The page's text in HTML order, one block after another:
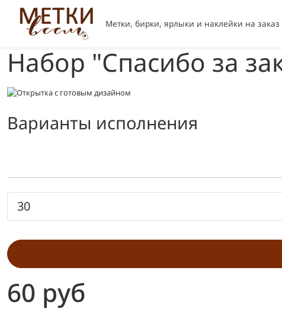
Метки, бирки, ярлыки и наклейки на заказ
Набор "Спасибо за
Варианты исполнения
60 руб